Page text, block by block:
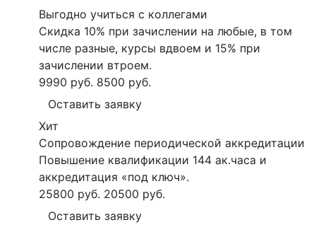
Выгодно учиться с коллегами
Скидка 10% при зачислении на любые, в том
числе разные, курсы вдвоем и 15% при
зачислении втроем.
9990 руб. 8500 руб.
Оставить заявку
Хит
Сопровождение периодической аккредитации
Повышение квалификации 144 ак.часа и
аккредитация «под ключ».
25800 руб. 20500 руб.
Оставить заявку